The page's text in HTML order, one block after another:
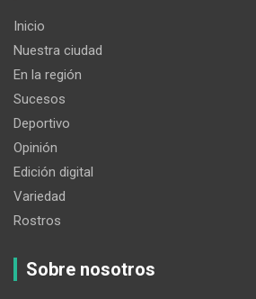
Inicio
Nuestra ciudad
En la región
Sucesos
Deportivo
Opinión
Edición digital
Variedad
Rostros
Sobre nosotros